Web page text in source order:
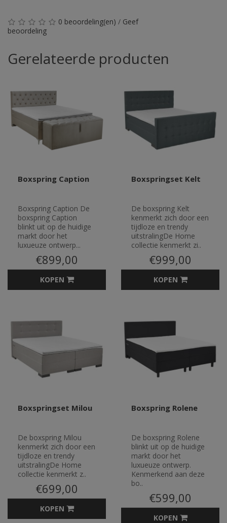
0 beoordeling(en) / Geef
beoordeling
Gerelateerde producten
Boxspring Caption
Boxspring Caption De
boxspring Caption
blinkt uit op de huidige
markt door het
luxueuze ontwerp...
€899,00
KOPEN
Boxspringset Kelt
De boxspring Kelt
kenmerkt zich door een
tijdloze en trendy
uitstralingDe Home
collectie kenmerkt zi..
€999,00
KOPEN
Boxspringset Milou
De boxspring Milou
kenmerkt zich door een
tijdloze en trendy
uitstralingDe Home
collectie kenmerkt z..
€699,00
KOPEN
Boxspring Rolene
De boxspring Rolene
blinkt uit op de huidige
markt door het
luxueuze ontwerp.
Kenmerkend aan deze
bo..
€599,00
KOPEN